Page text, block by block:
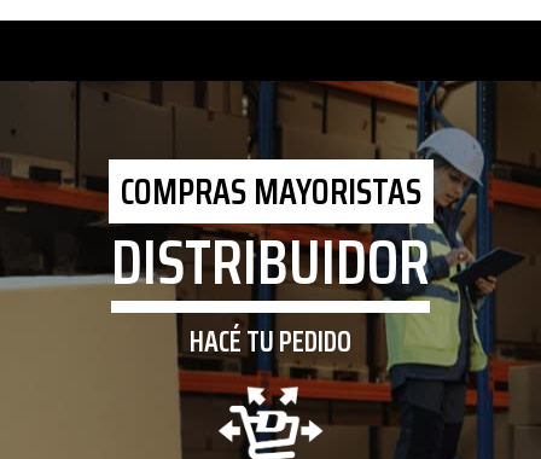
COMPRAS MAYORISTAS
DISTRIBUIDOR
HACÉ TU PEDIDO